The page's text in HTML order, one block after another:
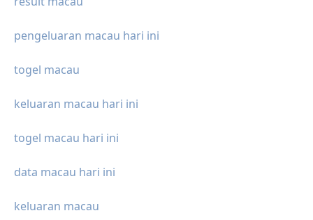
pengeluaran macau hari ini
togel macau
keluaran macau hari ini
togel macau hari ini
data macau hari ini
keluaran macau